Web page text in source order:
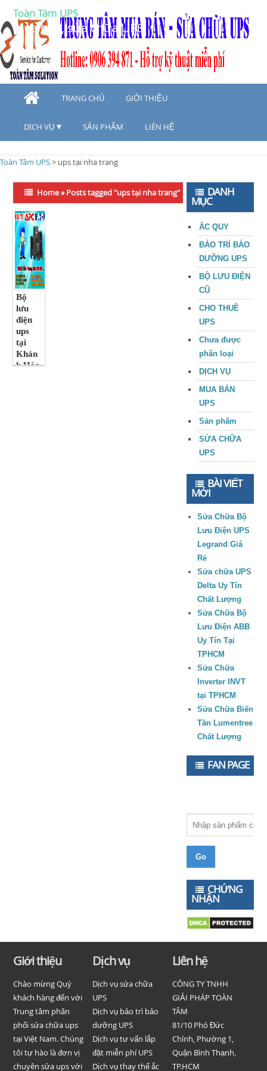
Toàn Tâm UPS
Mua bán, sửa chữa UPS
TRANG CHỦ GIỚI THIỆU
DỊCH VỤ SẢN PHẨM LIÊN HỆ
Toàn Tâm UPS> ups tại nha trang
Home»Posts tagged "ups tại nha trang"
Bộ
lưu
điện
ups
tại
Khán
h Hòa
DANH
MỤC
ẮC QUY
BẢO TRÌ BẢO
DƯỠNG UPS
BỘ LƯU ĐIỆN
CŨ
CHO THUÊ
UPS
Chưa được
phân loại
DỊCH VỤ
MUA BÁN
UPS
Sản phẩm
SỬA CHỮA
UPS
BÀI VIẾT
MỚI
Sửa Chữa Bộ
Lưu Điện UPS
Legrand Giá
Rẻ
Sửa chữa UPS
Delta Uy Tín
Chất Lượng
Sửa Chữa Bộ
Lưu Điện ABB
Uy Tín Tại
TPHCM
Sửa Chữa
Inverter INVT
tại TPHCM
Sửa Chữa Biến
Tần Lumentree
Chất Lượng
FAN PAGE
CHỨNG
NHẬN
Giới thiệu
Chào mừng Quý
khách hàng đến với
Trung tâm phân
phối sửa chữa ups
tại Việt Nam. Chúng
tôi tự hào là đơn vị
chuyên sửa ups với
Dịch vụ
Dịch vụ sửa chữa
UPS
Dịch vụ bảo trì bảo
dưỡng UPS
Dịch vụ tư vấn lắp
đặt miễn phí UPS
Dịch vụ thay thế ắc
Liên hệ
CÔNG TY TNHH
GIẢI PHÁP TOÀN
TÂM
81/10 Phó Đức
Chính, Phường 1,
Quận Bình Thạnh,
TP.HCM